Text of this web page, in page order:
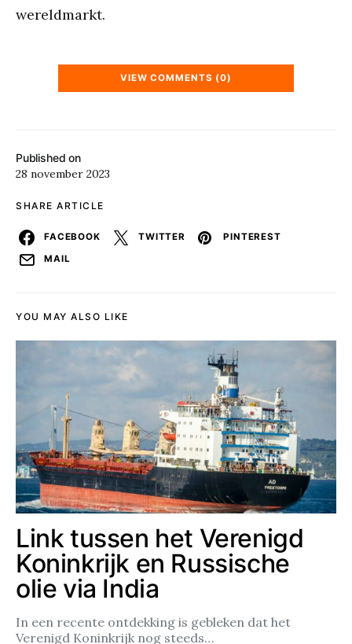
Published on
28 november 2023
SHARE ARTICLE
FACEBOOK TWITTER
PINTEREST
MAIL
wereldmarkt.
VIEW COMMENTS (0)
YOU MAY ALSO LIKE
Link tussen het Verenigd
Koninkrijk en Russische
olie via India
In een recente ontdekking is gebleken dat het
Verenigd Koninkrijk nog steeds…